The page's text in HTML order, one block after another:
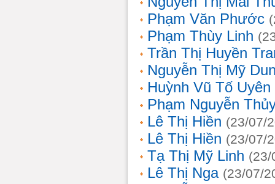
Phạm Văn Phước
Phạm Thùy Linh
Trần Thị Huyền
Nguyễn Thị Mỹ
Huỳnh Vũ Tố Uyên
Phạm Nguyễn
Lê Thị Hiền (23/07/
Lê Thị Hiền (23/07/
Tạ Thị Mỹ Linh (23/
Lê Thị Nga (23/07/